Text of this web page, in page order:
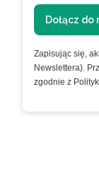
Dołącz
Zapisując się,
Newslettera).
zgodnie z